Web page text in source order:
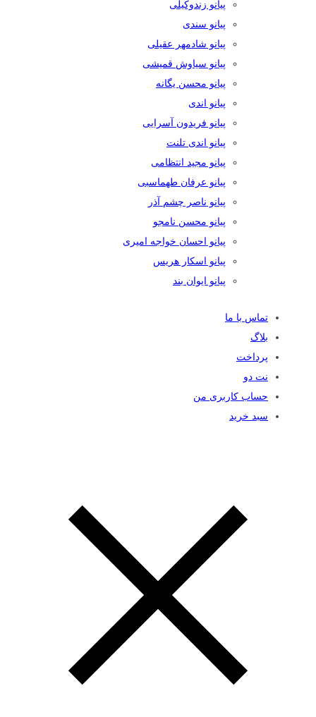
پیانو زندوکیلی
پیانو سندی
پیانو شادمهر عقیلی
پیانو سیاوش قمیشی
پیانو محسن یگانه
پیانو اندی
پیانو فریدون آسرایی
پیانو اندی تلنت
پیانو مجید انتظامی
پیانو عرفان طهماسبی
پیانو ناصر چشم آذر
پیانو محسن نامجو
پیانو احسان خواجه امیری
پیانو اسکار هریس
پیانو ایوان بند
تماس با ما
بلاگ
پرداخت
نت دو
حساب کاربری من
سبد خرید